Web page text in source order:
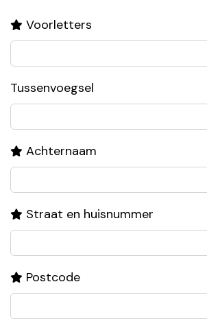
Voorletters
Tussenvoegsel
Achternaam
Straat en huisnummer
Postcode